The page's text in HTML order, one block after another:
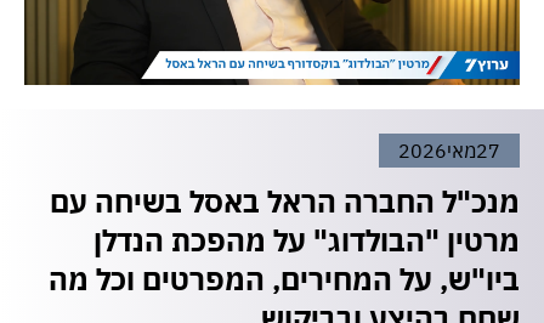
מאי2026
מנכ"ל החברה הראל באסל בשיחה עם
מרטין "הבולדוג" על מהפכת הנדלן
ביו"ש, על המחירים, המפרטים וכל מה